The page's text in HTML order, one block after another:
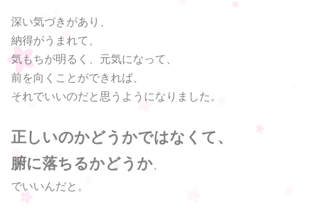
深い気づきがあり、
納得がうまれて、
気もちが明るく、元気になって、
前を向くことができれば、
それでいいのだと思うようになりました。
正しいのかどうかではなくて、
腑に落ちるかどうか
でいいんだと。